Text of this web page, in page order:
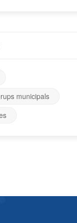
municipals